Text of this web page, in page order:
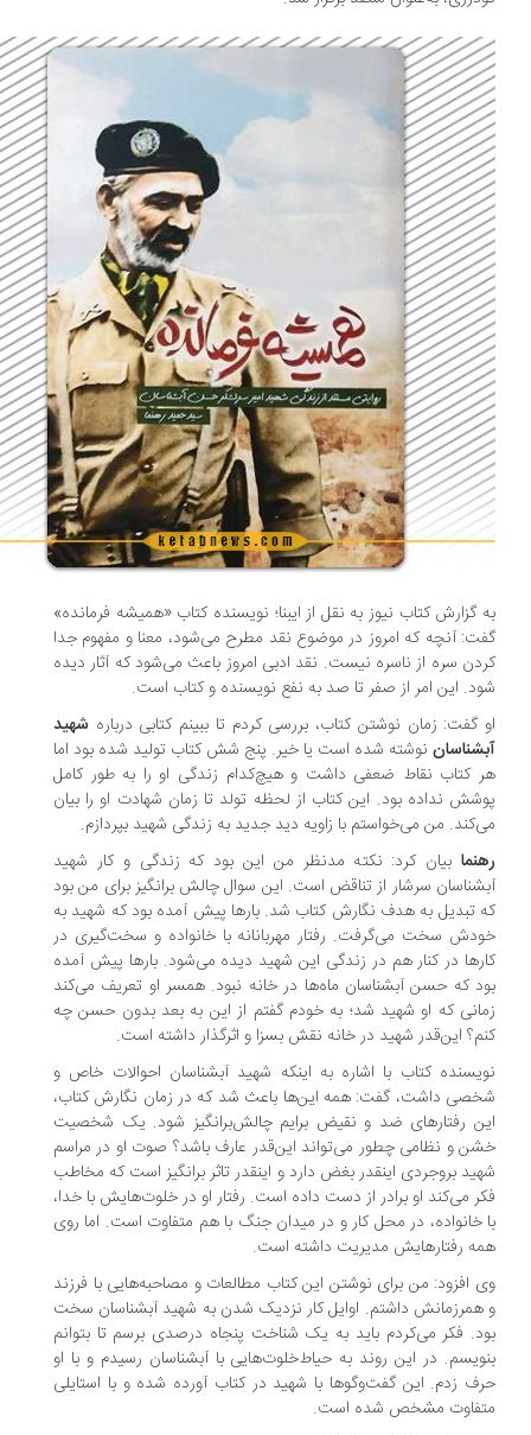
گزارش کتاب نیوز به نقل از ایبنا؛ نویسنده کتاب «همیشه فرمانده»
آنچه که امروز در موضوع نقد مطرح می‌شود، معنا و مفهوم جدا
سره از ناسره نیست. نقد ادبی امروز باعث می‌شود که آثار دیده
این امر از صفر تا صد به نفع نویسنده و کتاب است.
گفت: زمان نوشتن کتاب، بررسی کردم تا ببینم کتابی دربارهشهید
نوشته شده است یا خیر. پنج شش کتاب تولید شده بود اما
کتاب نقاط ضعفی داشت و هیچ‌کدام زندگی او را به طور کامل
نداده بود. این کتاب از لحظه تولد تا زمان شهادت او را بیان
من می‌خواستم با زاویه دید جدید به زندگی شهید بپردازم.
بیان کرد: نکته مدنظر من این بود که زندگی و کار شهید
سرشار از تناقض است. این سوال چالش برانگیز برای من بود
تبدیل به هدف نگارش کتاب شد. بارها پیش آمده بود که شهید به
سخت می‌گرفت. رفتار مهربانانه با خانواده و سخت‌گیری در
در کنار هم در زندگی این شهید دیده می‌شود. بارها پیش آمده
که حسن آبشناسان ماه‌ها در خانه نبود. همسر او تعریف می‌کند
که او شهید شد؛ به خودم گفتم از این به بعد بدون حسن چه
این‌قدر شهید در خانه نقش بسزا و اثرگذار داشته است.
کتاب با اشاره به اینکه شهید آبشناسان احوالات خاص و
داشت، گفت: همه این‌ها باعث شد که در زمان نگارش کتاب،
رفتارهای ضد و نقیض برایم چالش‌برانگیز شود. یک شخصیت
و نظامی چطور می‌تواند این‌قدر عارف باشد؟ صوت او در مراسم
بروجردی اینقدر بغض دارد و اینقدر تاثر برانگیز است که مخاطب
می‌کند او برادر از دست داده است. رفتار او در خلوت‌هایش با خدا،
خانواده‌، در محل کار و در میدان جنگ با هم متفاوت است. اما روی
رفتارهایش مدیریت داشته است.
افزود: من برای نوشتن این کتاب مطالعات و مصاحبه‌هایی با فرزند
داشتم. اوایل کار نزدیک شدن به شهید آبشناسان سخت
فکر می‌کردم باید به یک شناخت پنجاه درصدی برسم تا بتوانم
در این روند به حیاط‌خلوت‌هایی با آبشناسان رسیدم و با او
زدم. این گفت‌وگوها با شهید در کتاب آورده شده و با استایلی
مشخص شده است.